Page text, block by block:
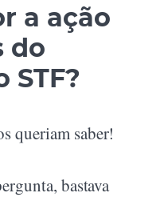
a ação
do
STF?
queriam saber!
bastava